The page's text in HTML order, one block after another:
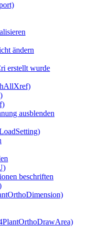
ändern
erstellt wurde
ausblenden
beschriften